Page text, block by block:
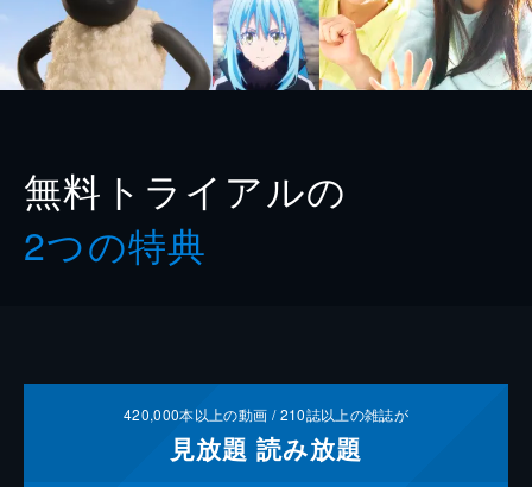
無料トライアルの
2つの特典
420,000本以上の動画 /210誌以上の雑誌が
見放題 読み放題